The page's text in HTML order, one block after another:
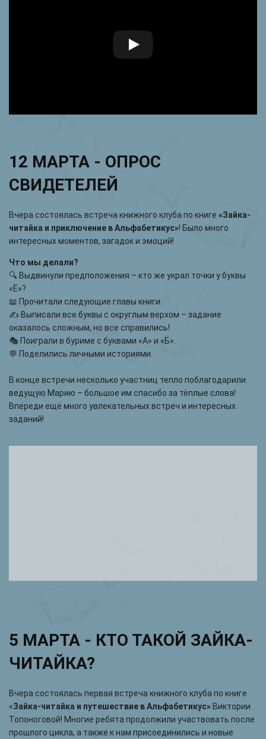
12 МАРТА - ОПРОС
СВИДЕТЕЛЕЙ
Вчера состоялась встреча книжного клуба по книге «Зайка-
читайка и приключение в Альфабетикус»! Было много
интересных моментов, загадок и эмоций!
Что мы делали?
🔍 Выдвинули предположения – кто же украл точки у буквы
«Ё»?
📖 Прочитали следующие главы книги.
✍ Выписали все буквы с округлым верхом – задание
оказалось сложным, но все справились!
🎭 Поиграли в буриме с буквами «А» и «Б».
💬 Поделились личными историями.
В конце встречи несколько участниц тепло поблагодарили
ведущую Марию – большое им спасибо за тёплые слова!
Впереди ещё много увлекательных встреч и интересных
заданий!
5 МАРТА - КТО ТАКОЙ ЗАЙКА-
ЧИТАЙКА?
Вчера состоялась первая встреча книжного клуба по книге
«Зайка-читайка и путешествие в Альфабетикус» Виктории
Топоноговой! Многие ребята продолжили участвовать после
прошлого цикла, а также к нам присоединились и новые